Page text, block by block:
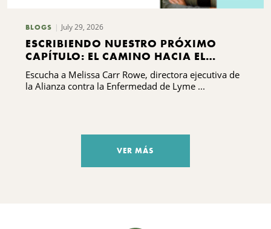
BLOGS July 29, 2026
ESCRIBIENDO NUESTRO PRÓXIMO
CAPÍTULO: EL CAMINO HACIA EL
DESARROLLO DE CAPACIDADES DE LA
ALIANZA CONTRA LA ENFERMEDAD DE
LYME Y LAS ENFERMEDADES
Escucha a Melissa Carr Rowe, directora ejecutiva de
la Alianza contra la Enfermedad de Lyme ...
VER MÁS